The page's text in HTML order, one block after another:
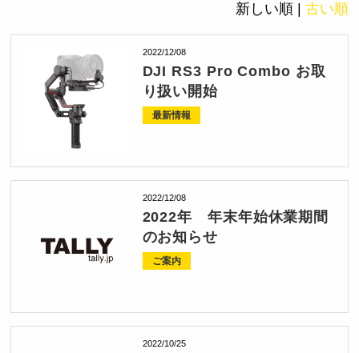
新しい順 | 古い順
2022/12/08
DJI RS3 Pro Combo お取
り扱い開始
最新情報
2022/12/08
2022年 年末年始休業期間
のお知らせ
ご案内
2022/10/25